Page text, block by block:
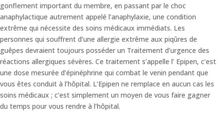
gonflement important du membre, en passant par le choc
anaphylactique autrement appelé l’anaphylaxie, une condition
extrême qui nécessite des soins médicaux immédiats. Les
personnes qui souffrent d’une allergie extrême aux piqûres de
guêpes devraient toujours posséder un Traitement d’urgence des
réactions allergiques sévères. Ce traitement s’appelle l’ Epipen, c’est
une dose mesurée d’épinéphrine qui combat le venin pendant que
vous êtes conduit à l’hôpital. L’Epipen ne remplace en aucun cas les
soins médicaux ; c’est simplement un moyen de vous faire gagner
du temps pour vous rendre à l’hôpital.